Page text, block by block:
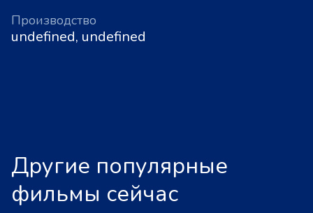
Производство
undefined, undefined
Другие популярные
фильмы сейчас